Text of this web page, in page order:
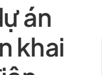
án
khai